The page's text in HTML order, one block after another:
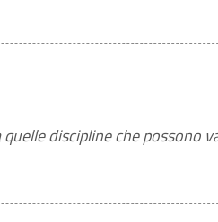
discipline che possono